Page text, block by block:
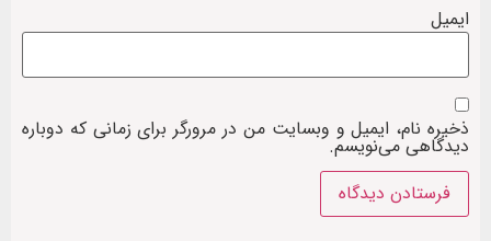
ایمیل
ذخیره نام، ایمیل و وبسایت من در مرورگر برای زمانی که دوباره
دیدگاهی می‌نویسم.